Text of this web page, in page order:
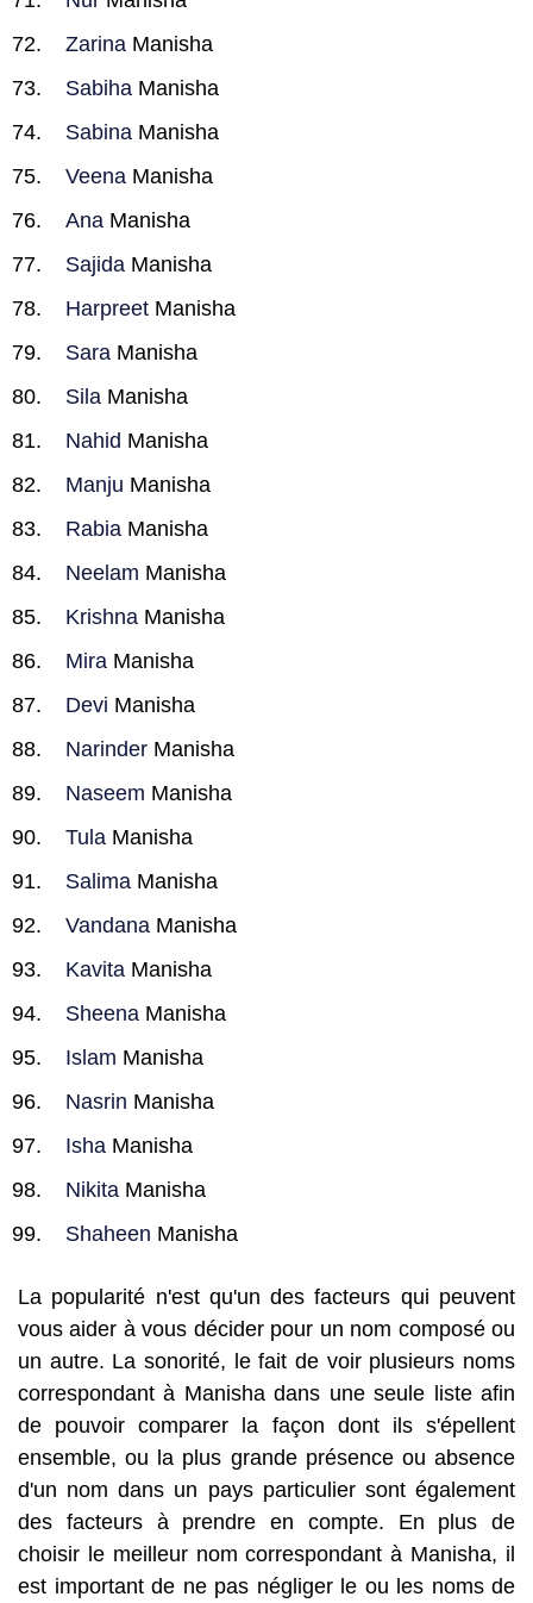
Zarina Manisha
Sabiha Manisha
Sabina Manisha
Veena Manisha
Ana Manisha
Sajida Manisha
Harpreet Manisha
Sara Manisha
Sila Manisha
Nahid Manisha
Manju Manisha
Rabia Manisha
Neelam Manisha
Krishna Manisha
Mira Manisha
Devi Manisha
Narinder Manisha
Naseem Manisha
Tula Manisha
Salima Manisha
Vandana Manisha
Kavita Manisha
Sheena Manisha
Islam Manisha
Nasrin Manisha
Isha Manisha
Nikita Manisha
Shaheen Manisha
La popularité n'est qu'un des facteurs qui peuvent
vous aider à vous décider pour un nom composé ou
un autre. La sonorité, le fait de voir plusieurs noms
correspondant à Manisha dans une seule liste afin
de pouvoir comparer la façon dont ils s'épellent
ensemble, ou la plus grande présence ou absence
d'un nom dans un pays particulier sont également
des facteurs à prendre en compte. En plus de
choisir le meilleur nom correspondant à Manisha, il
est important de ne pas négliger le ou les noms de